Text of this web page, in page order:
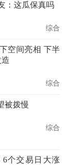
：这瓜保真吗
综合
空间亮相 下半
综合
被拨慢
综合
6个交易日大涨